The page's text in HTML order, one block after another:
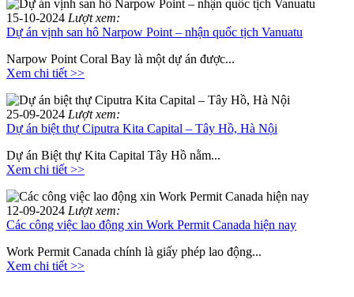
15-10-2024 Lượt xem:
Dự án vịnh san hô Narpow Point – nhận quốc tịch Vanuatu
Narpow Point Coral Bay là một dự án được...
Xem chi tiết >>
25-09-2024 Lượt xem:
Dự án biệt thự Ciputra Kita Capital – Tây Hồ, Hà Nội
Dự án Biệt thự Kita Capital Tây Hồ nằm...
Xem chi tiết >>
12-09-2024 Lượt xem:
Các công việc lao động xin Work Permit Canada hiện nay
Work Permit Canada chính là giấy phép lao động...
Xem chi tiết >>